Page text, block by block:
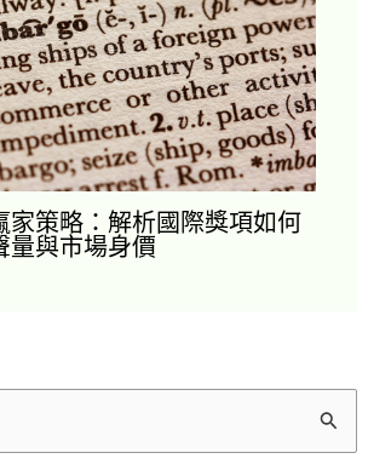
家策略：解析國際獎項如何
量與市場身價